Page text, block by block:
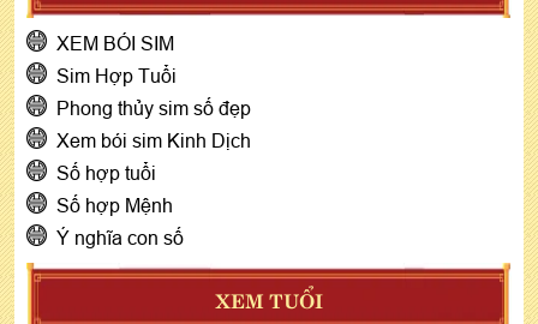
XEM BÓI SIM
Sim Hợp Tuổi
Phong thủy sim số đẹp
Xem bói sim Kinh Dịch
Số hợp tuổi
Số hợp Mệnh
Ý nghĩa con số
XEM TUỔI